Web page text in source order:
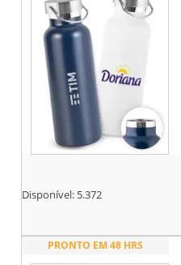
Disponível: 5.372
PRONTO EM 48 HRS